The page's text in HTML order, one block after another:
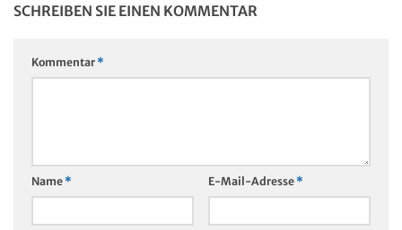
SCHREIBEN SIE EINEN KOMMENTAR
Kommentar *
Name * E-Mail-Adresse *